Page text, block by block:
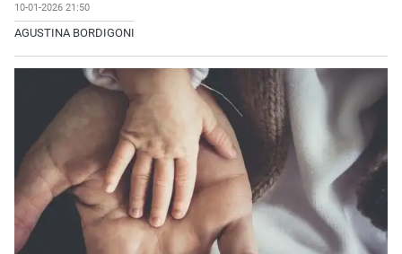
10-01-2026 21:50
AGUSTINA BORDIGONI